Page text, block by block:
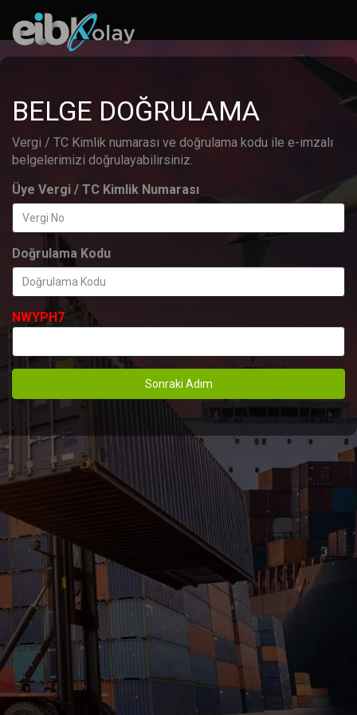
BELGE DOĞRULAMA
Vergi / TC Kimlik numarası ve doğrulama kodu ile e-imzalı
belgelerimizi doğrulayabilirsiniz.
Üye Vergi / TC Kimlik Numarası
Doğrulama Kodu
NWYPH7